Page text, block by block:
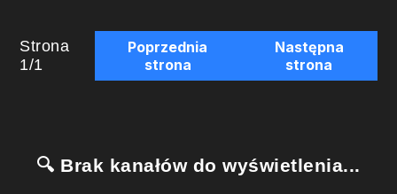
Strona
1/1
Poprzednia
strona
Następna
strona
🔍 Brak kanałów do wyświetlenia...